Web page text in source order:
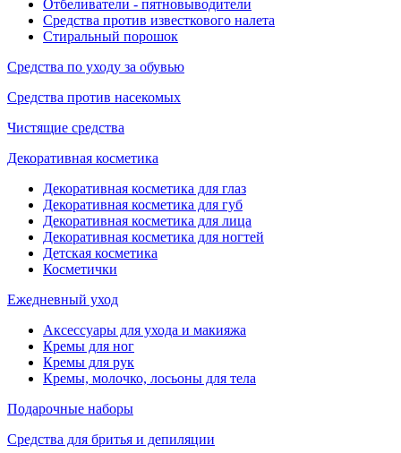
Отбеливатели - пятновыводители
Средства против известкового налета
Стиральный порошок
Средства по уходу за обувью
Средства против насекомых
Чистящие средства
Декоративная косметика
Декоративная косметика для глаз
Декоративная косметика для губ
Декоративная косметика для лица
Декоративная косметика для ногтей
Детская косметика
Косметички
Ежедневный уход
Аксессуары для ухода и макияжа
Кремы для ног
Кремы для рук
Кремы, молочко, лосьоны для тела
Подарочные наборы
Средства для бритья и депиляции